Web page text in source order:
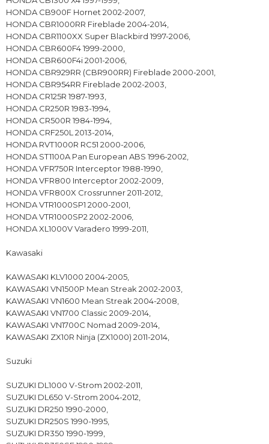
HONDA CB900F Hornet 2002-2007,
HONDA CBR1000RR Fireblade 2004-2014,
HONDA CBR1100XX Super Blackbird 1997-2006,
HONDA CBR600F4 1999-2000,
HONDA CBR600F4i 2001-2006,
HONDA CBR929RR (CBR900RR) Fireblade 2000-2001,
HONDA CBR954RR Fireblade 2002-2003,
HONDA CR125R 1987-1993,
HONDA CR250R 1983-1994,
HONDA CR500R 1984-1994,
HONDA CRF250L 2013-2014,
HONDA RVT1000R RC51 2000-2006,
HONDA ST1100A Pan European ABS 1996-2002,
HONDA VFR750R Interceptor 1988-1990,
HONDA VFR800 Interceptor 2002-2009,
HONDA VFR800X Crossrunner 2011-2012,
HONDA VTR1000SP1 2000-2001,
HONDA VTR1000SP2 2002-2006,
HONDA XL1000V Varadero 1999-2011,
Kawasaki
KAWASAKI KLV1000 2004-2005,
KAWASAKI VN1500P Mean Streak 2002-2003,
KAWASAKI VN1600 Mean Streak 2004-2008,
KAWASAKI VN1700 Classic 2009-2014,
KAWASAKI VN1700C Nomad 2009-2014,
KAWASAKI ZX10R Ninja (ZX1000) 2011-2014,
Suzuki
SUZUKI DL1000 V-Strom 2002-2011,
SUZUKI DL650 V-Strom 2004-2012,
SUZUKI DR250 1990-2000,
SUZUKI DR250S 1990-1995,
SUZUKI DR350 1990-1999,